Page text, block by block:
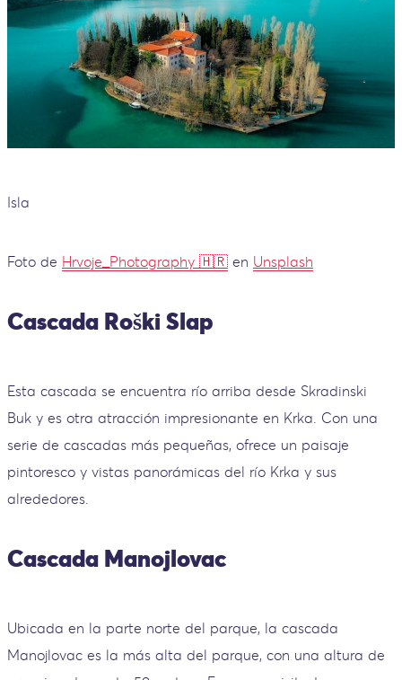
Isla
Foto de Hrvoje_Photography 🇭🇷 en Unsplash
Cascada Roški Slap
Esta cascada se encuentra río arriba desde Skradinski
Buk y es otra atracción impresionante en Krka. Con una
serie de cascadas más pequeñas, ofrece un paisaje
pintoresco y vistas panorámicas del río Krka y sus
alrededores.
Cascada Manojlovac
Ubicada en la parte norte del parque, la cascada
Manojlovac es la más alta del parque, con una altura de